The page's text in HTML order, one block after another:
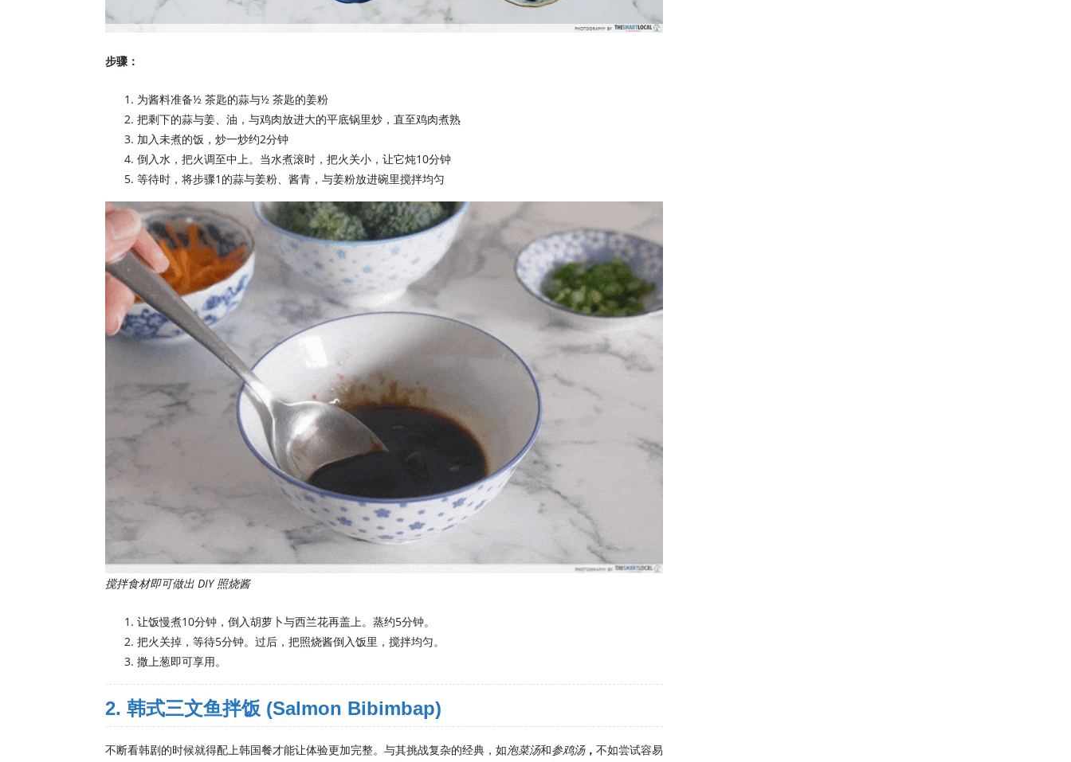
步骤：
为酱料准备½ 茶匙的蒜与½ 茶匙的姜粉
把剩下的蒜与姜、油，与鸡肉放进大的平底锅里炒，直至鸡肉煮熟
加入未煮的饭，炒一炒约2分钟
倒入水，把火调至中上。当水煮滚时，把火关小，让它炖10分钟
等待时，将步骤1的蒜与姜粉、酱青，与姜粉放进碗里搅拌均匀
搅拌食材即可做出 DIY 照烧酱
让饭慢煮10分钟，倒入胡萝卜与西兰花再盖上。蒸约5分钟。
把火关掉，等待5分钟。过后，把照烧酱倒入饭里，搅拌均匀。
撒上葱即可享用。
2. 韩式三文鱼拌饭 (Salmon Bibimbap)
不断看韩剧的时候就得配上韩国餐才能让体验更加完整。与其挑战复杂的经典，如泡菜汤和参鸡汤， 不如尝试容易